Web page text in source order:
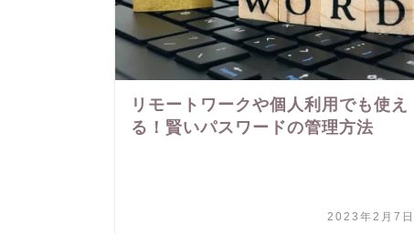
リモートワークや個人利用でも使え
る！賢いパスワードの管理方法
2023年2月7日